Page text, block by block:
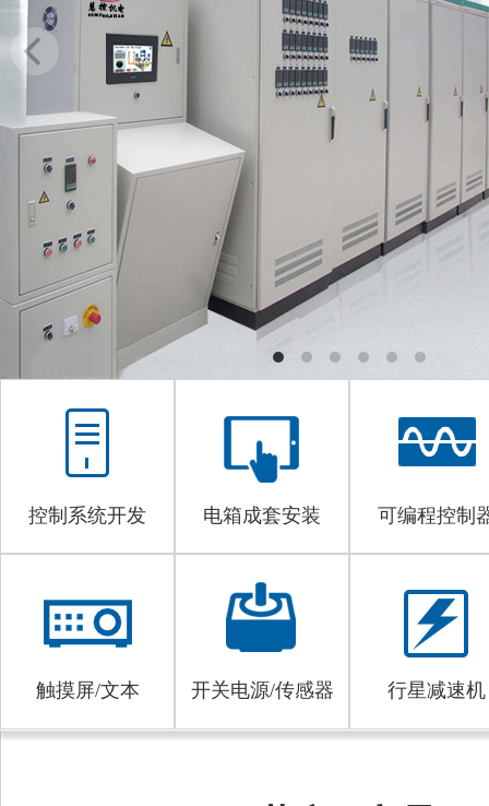
控制系统开发 电箱成套安装 可编程控制
触摸屏/文本 开关电源/传感器 行星减速机